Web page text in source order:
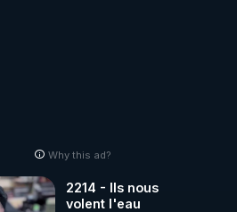
Why this ad?
2214 - Ils nous
volent l'eau